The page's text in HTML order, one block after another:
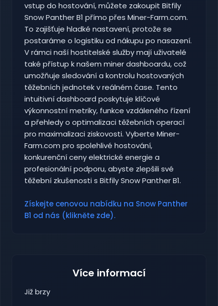
vstup do hostování, můžete zakoupit Bitfily
Snow Panther B1 přímo přes Miner-Farm.com.
To zajišťuje hladké nastavení, protože se
postaráme o logistiku od nákupu po nasazení.
V rámci naší hostitelské služby mají uživatelé
také přístup k našem miner dashboardu, což
umožňuje sledování a kontrolu hostovaných
těžebních jednotek v reálném čase. Tento
intuitivní dashboard poskytuje klíčové
výkonnostní metriky, funkce vzdáleného řízení
a přehledy o optimalizaci těžebních operací
pro maximalizaci ziskovosti. Vyberte Miner-
Farm.com pro spolehlivé hostování,
konkurenční ceny elektrické energie a
profesionální podporu, abyste zlepšili své
těžební zkušenosti s Bitfily Snow Panther B1.
Získejte cenovou nabídku na Snow Panther
B1 od nás (klikněte zde).
Více informací
Již brzy